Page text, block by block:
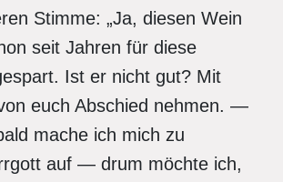
Stimme: „Ja, diesen Wein
seit Jahren für diese
Ist er nicht gut? Mit
euch Abschied nehmen. —
mache ich mich zu
auf — drum möchte ich,